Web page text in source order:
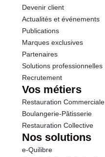
Devenir client
Actualités et événements
Publications
Marques exclusives
Partenaires
Solutions professionnelles
Recrutement
Vos métiers
Restauration Commerciale
Boulangerie-Pâtisserie
Restauration Collective
Nos solutions
e-Quilibre